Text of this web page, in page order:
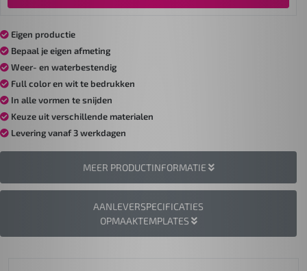
Eigen productie
Bepaal je eigen afmeting
Weer- en waterbestendig
Full color en wit te bedrukken
In alle vormen te snijden
Keuze uit verschillende materialen
Levering vanaf 3 werkdagen
MEER PRODUCTINFORMATIE
AANLEVERSPECIFICATIES
OPMAAKTEMPLATES